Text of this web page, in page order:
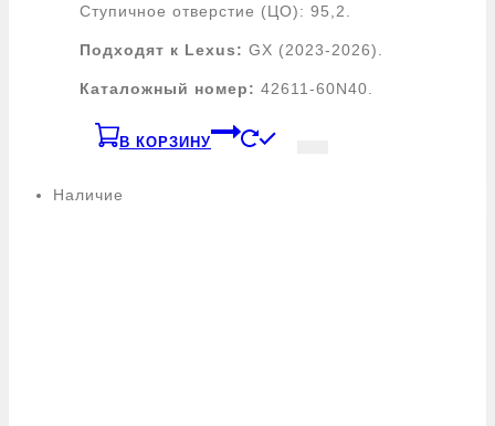
Ступичное отверстие (ЦО): 95,2.
Подходят к Lexus: GX (2023-2026).
Каталожный номер: 42611-60N40.
В КОРЗИНУ
Наличие